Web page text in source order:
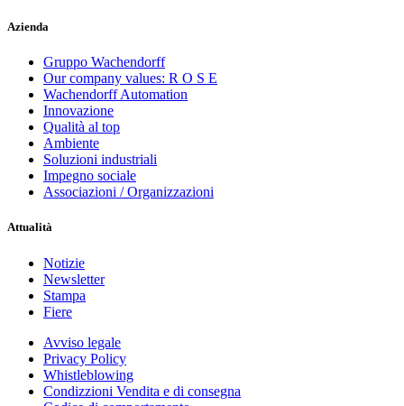
Azienda
Gruppo Wachendorff
Our company values: R O S E
Wachendorff Automation
Innovazione
Qualità al top
Ambiente
Soluzioni industriali
Impegno sociale
Associazioni / Organizzazioni
Attualità
Notizie
Newsletter
Stampa
Fiere
Avviso legale
Privacy Policy
Whistleblowing
Condizzioni Vendita e di consegna